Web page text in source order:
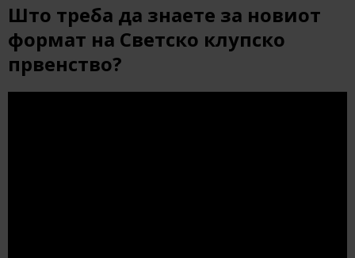
Што треба да знаете за новиот
формат на Светско клупско
првенство?